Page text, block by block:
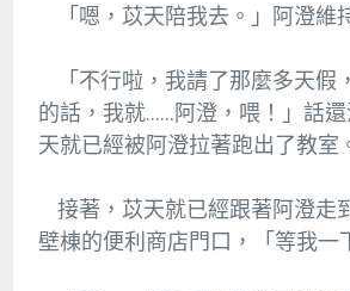
「嗯，苡天陪我去。」阿澄維
「不行啦，我請了那麼多天假
的話，我就……阿澄，喂！」話
天就已經被阿澄拉著跑出了教室
接著，苡天就已經跟著阿澄走
壁棟的便利商店門口，「等我一